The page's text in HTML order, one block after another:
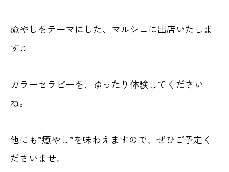
癒やしをテーマにした、マルシェに出店いたしま
す♫
カラーセラピーを、ゆったり体験してください
ね。
他にも”癒やし”を味わえますので、ぜひご予定く
ださいませ。